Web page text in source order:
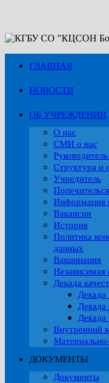
Перейти
к
содержимому
ГЛАВНАЯ
НОВОСТИ
ОБ УЧРЕЖДЕНИИ
О нас
СМИ о нас
Структура и
Учредитель
Информация
Вакансии
История
Политика
данных
Вакцинация
Независимая
Декада
Декада
Декада
Внутренний
ДОКУМЕНТЫ
Документы